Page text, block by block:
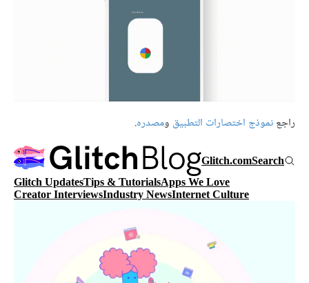
راجعنموذج اختصارات التطبيق ومصدره.